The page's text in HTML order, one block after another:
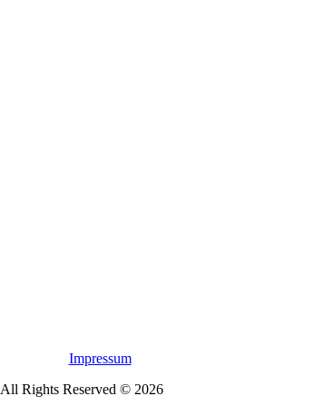
Impressum
All Rights Reserved © 2026